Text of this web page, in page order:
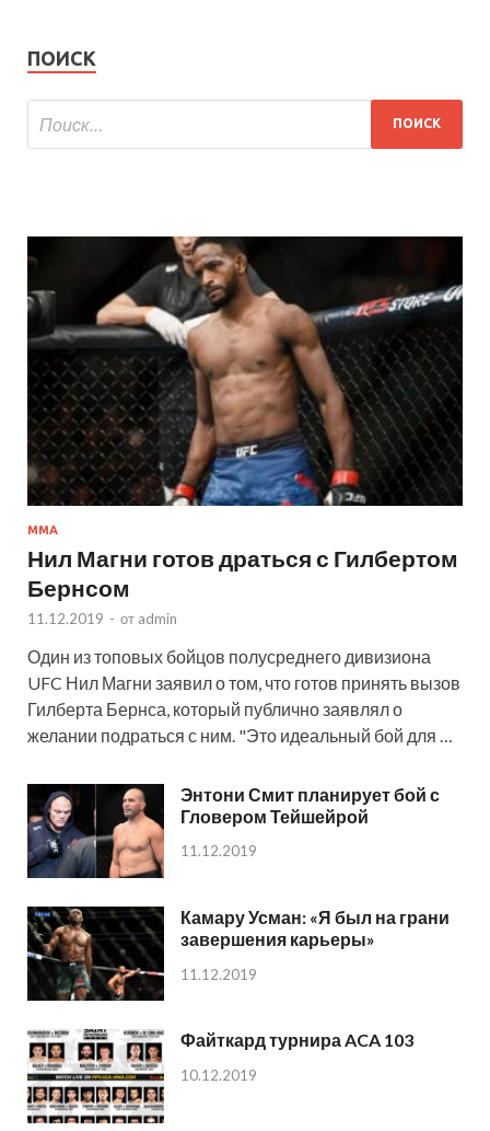
ПОИСК
MMA
Нил Магни готов драться с Гилбертом
Бернсом
11.12.2019 - от admin
Один из топовых бойцов полусреднего дивизиона
UFC Нил Магни заявил о том, что готов принять вызов
Гилберта Бернса, который публично заявлял о
желании подраться с ним. "Это идеальный бой для …
Энтони Смит планирует бой с
Гловером Тейшейрой
11.12.2019
Камару Усман: «Я был на грани
завершения карьеры»
11.12.2019
Файткард турнира ACA 103
10.12.2019